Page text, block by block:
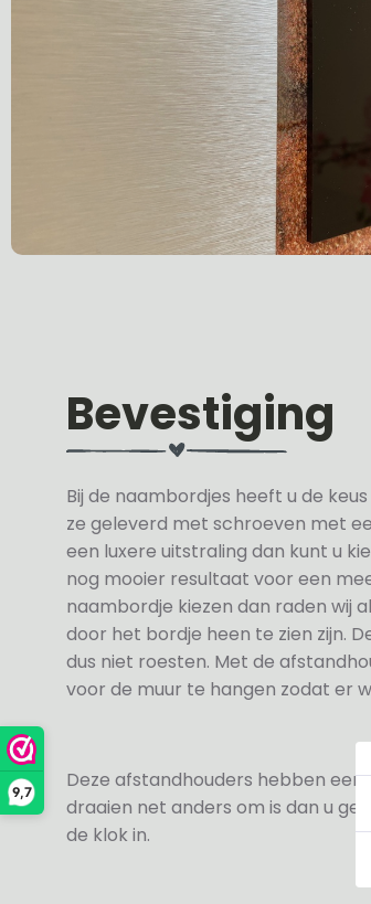
9,7
Bevestiging
Bij de naambordjes heeft u de
ze geleverd met schroeven met
een luxere uitstraling dan kunt u
nog mooier resultaat voor een
naambordje kiezen dan raden wij
door het bordje heen te zien zijn.
dus niet roesten. Met de
voor de muur te hangen zodat er
Deze afstandhouders hebben
draaien net anders om is dan u
de klok in.